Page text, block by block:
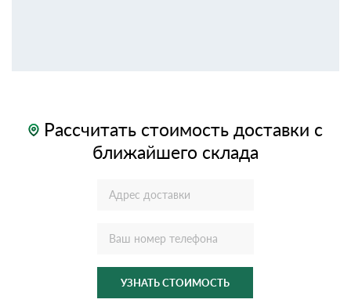
Рассчитать стоимость доставки с
ближайшего склада
УЗНАТЬ СТОИМОСТЬ